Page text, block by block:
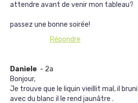
attendre avant de venir mon tableau?
passez une bonne soirée!
Répondre
Daniele - 2a
Bonjour,
Je trouve que le liquin vieillit mal, il
avec du blanc il le rend jaunâtre .